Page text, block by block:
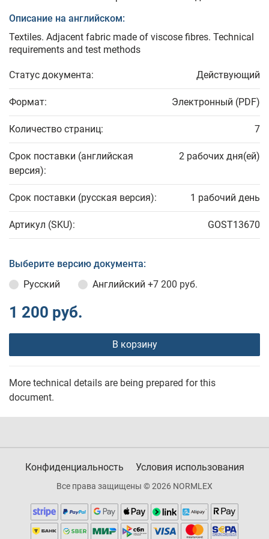
Описание на английском:
Textiles. Adjacent fabric made of viscose fibres. Technical
requirements and test methods
Статус документа: Действующий
Формат: Электронный (PDF)
Количество страниц: 7
Срок поставки (английская
версия):
2 рабочих дня(ей)
Срок поставки (русская версия): 1 рабочий день
Артикул (SKU): GOST13670
Выберите версию документа:
Русский
Английский +7 200 руб.
1 200 руб.
В корзину
More technical details are being prepared for this
document.
Конфиденциальность Условия использования
Все права защищены © 2026 NORMLEX